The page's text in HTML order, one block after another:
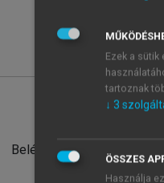
Belépés intézményi
Ezek a
tartoznak
↓ 3
ÖSSZES
Használja